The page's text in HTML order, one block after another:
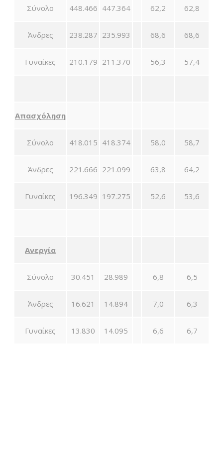
Σύνολο 448.466 447.364 62,2 62,8
Άνδρες 238.287 235.993 68,6 68,6
Γυναίκες 210.179 211.370 56,3 57,4
Απασχόληση
Σύνολο 418.015 418.374 58,0 58,7
Άνδρες 221.666 221.099 63,8 64,2
Γυναίκες 196.349 197.275 52,6 53,6
Ανεργία
Σύνολο 30.451 28.989 6,8 6,5
Άνδρες 16.621 14.894 7,0 6,3
Γυναίκες 13.830 14.095 6,6 6,7